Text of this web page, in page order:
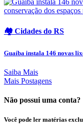
🏘️ Cidades do RS
Guaíba instala 146 novas
Saiba Mais
Mais Postagens
Não possui uma conta?
Você pode ler matérias